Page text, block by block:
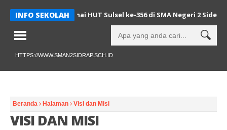
INFO SEKOLAH
Serentak Warnai HUT Sulsel ke-356 di SMA Negeri 2
HTTPS://WWW.SMAN2SIDRAP.SCH.ID
Beranda Halaman Visi dan Misi
VISI DAN MISI